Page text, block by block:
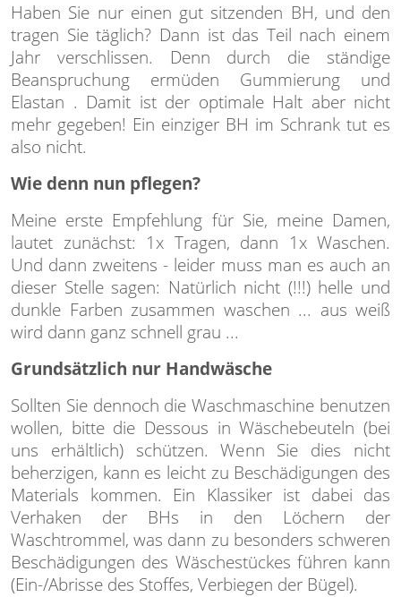
Haben Sie nur einen gut sitzenden BH, und den
tragen Sie täglich? Dann ist das Teil nach einem
Jahr verschlissen. Denn durch die ständige
Beanspruchung ermüden Gummierung und
Elastan . Damit ist der optimale Halt aber nicht
mehr gegeben! Ein einziger BH im Schrank tut es
also nicht.
Wie denn nun pflegen?
Meine erste Empfehlung für Sie, meine Damen,
lautet zunächst: 1x Tragen, dann 1x Waschen.
Und dann zweitens - leider muss man es auch an
dieser Stelle sagen: Natürlich nicht (!!!) helle und
dunkle Farben zusammen waschen ... aus weiß
wird dann ganz schnell grau ...
Grundsätzlich nur Handwäsche
Sollten Sie dennoch die Waschmaschine benutzen
wollen, bitte die Dessous in Wäschebeuteln (bei
uns erhältlich) schützen. Wenn Sie dies nicht
beherzigen, kann es leicht zu Beschädigungen des
Materials kommen. Ein Klassiker ist dabei das
Verhaken der BHs in den Löchern der
Waschtrommel, was dann zu besonders schweren
Beschädigungen des Wäschestückes führen kann
(Ein-/Abrisse des Stoffes, Verbiegen der Bügel).